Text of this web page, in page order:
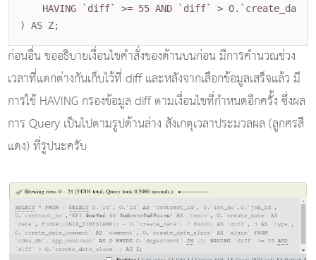
HAVING `diff` >= 55 AND `diff` >
) AS Z;
ก่อนอื่น ขออธิบายเงื่อนไขคำสั่งของด้านบนก่อน มีการคำนวณช่วง
เวลาที่แตกต่างกันเก็บไว้ที่ diff และหลังจากเลือกข้อมูลเสร็จแล้ว มี
การใช้ HAVING กรองข้อมูล diff ตามเงื่อนไขที่กำหนดอีกครั้ง ซึ่งผล
การ Query เป็นไปตามรูปด้านล่าง สังเกตุเวลาประมวลผล (ลูกศรสี
แดง) ที่รูปนะครับ